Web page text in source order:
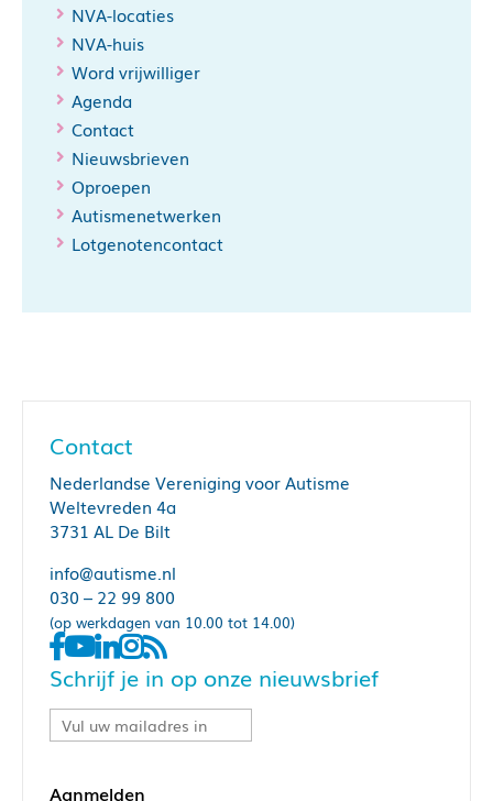
NVA-locaties
NVA-huis
Word vrijwilliger
Agenda
Contact
Nieuwsbrieven
Oproepen
Autismenetwerken
Lotgenotencontact
Contact
Nederlandse Vereniging voor Autisme
Weltevreden 4a
3731 AL De Bilt
info@autisme.nl
030 – 22 99 800
(op werkdagen van 10.00 tot 14.00)
Schrijf je in op onze nieuwsbrief